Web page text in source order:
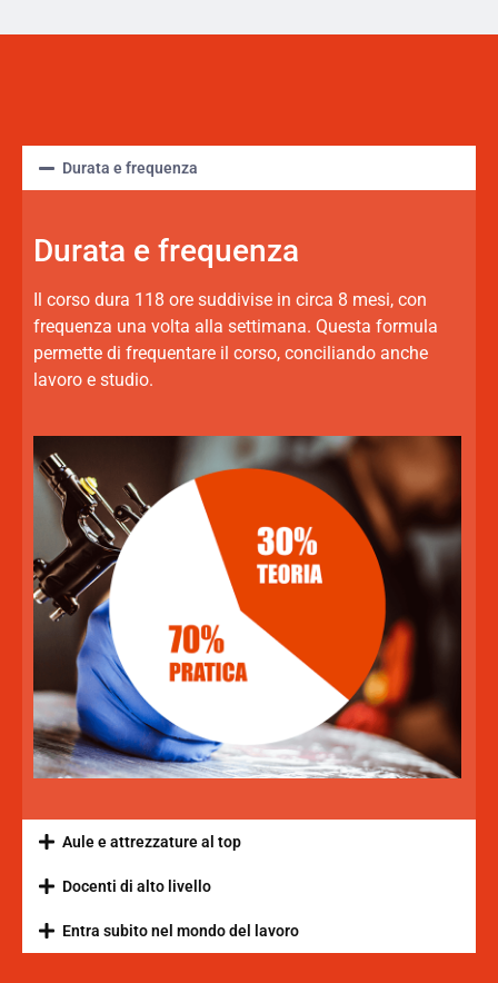
Durata e frequenza
Durata e frequenza
Il corso dura 118 ore suddivise in circa 8 mesi, con
frequenza una volta alla settimana. Questa formula
permette di frequentare il corso, conciliando anche
lavoro e studio.
Aule e attrezzature al top
Docenti di alto livello
Entra subito nel mondo del lavoro